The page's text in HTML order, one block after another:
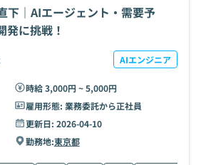
下｜AIエージェント・需要予
発に挑戦！
AIエンジニア
時給 3,000円 ~ 5,000円
雇用形態: 業務委託から正社員
更新日: 2026-04-10
勤務地:東京都